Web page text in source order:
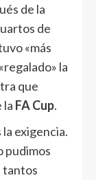
de la
de
«más
la
que
la FA Cup.
la exigencia.
pudimos
tantos